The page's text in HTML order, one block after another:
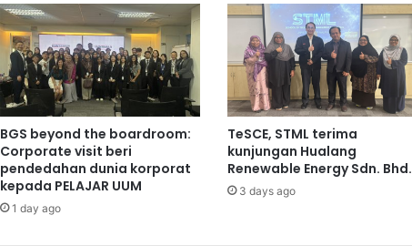
BGS beyond the boardroom:
Corporate visit beri
pendedahan dunia korporat
kepada PELAJAR UUM
1 day ago
TeSCE, STML terima
kunjungan Hualang
Renewable Energy Sdn. Bhd.
3 days ago